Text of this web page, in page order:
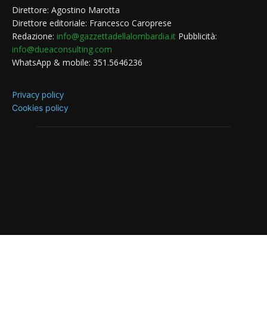
Direttore: Agostino Marotta
Direttore editoriale: Francesco Caroprese
Redazione: info@gazzettadellalombardia.it Pubblicità:
info@dueaconsulting.com
WhatsApp & mobile: 351.5646236
Privacy policy
Cookies policy